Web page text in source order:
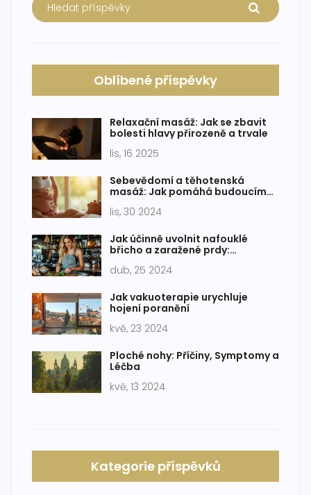
Oblíbené příspěvky
Relaxační masáž: Jak se zbavit
bolesti hlavy přirozeně a trvale
lis, 16 2025
Sebevědomí a těhotenská
masáž: Jak pomáhá budoucím
lis, 30 2024
Jak účinně uvolnit nafouklé
břicho a zaražené prdy:
dub, 25 2024
Jak vakuoterapie urychluje
hojení poranění
kvě, 23 2024
Ploché nohy: Příčiny, Symptomy a
Léčba
kvě, 13 2024
Kategorie příspěvků